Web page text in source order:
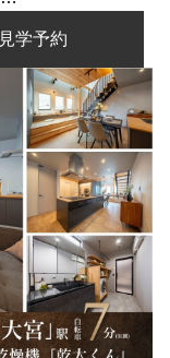
見学予約